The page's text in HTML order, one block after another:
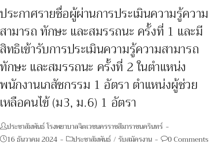
รู้
ความ
สามารถ
ทักษะ
และ
สมรรถนะ
ครั้ง
ที่
2
ใน
วิศวกร
ไฟฟ้า
1
อัตรา
ตำแหน่ง
พิมพ์
1
อัตรา
ประกาศรายชื่อผู้ผ่านการประเมินความรู้ความ
สามารถ ทักษะ และสมรรถนะ ครั้งที่ 1 และมี
สิทธิเข้ารับการประเมินความรู้ความสามารถ
ทักษะ และสมรรถนะ ครั้งที่ 2 ในตำแหน่ง
พนักงานเภสัชกรรม 1 อัตรา ตำแหน่งผู้ช่วย
เหลือคนไข้ (ม3, ม.6) 1 อัตรา
Post
author:
ประชาสัมพันธ์ โรงพยาบาลจิตเวชนครราชสีมาราชนครินทร์
Post16 ธันวาคม 2024
Postประชาสัมพันธ์ / รับสมัครงาน
Post0 Comments